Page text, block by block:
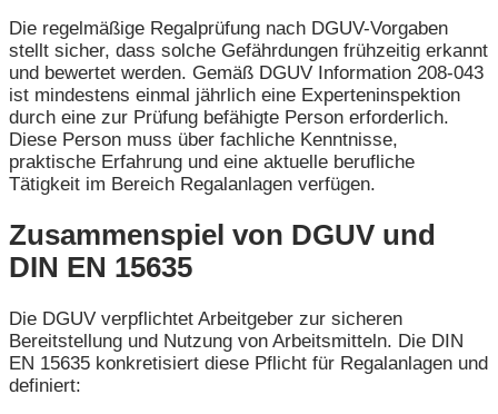
Die regelmäßige Regalprüfung nach DGUV-Vorgaben
stellt sicher, dass solche Gefährdungen frühzeitig erkannt
und bewertet werden. Gemäß DGUV Information 208-043
ist mindestens einmal jährlich eine Experteninspektion
durch eine zur Prüfung befähigte Person erforderlich.
Diese Person muss über fachliche Kenntnisse,
praktische Erfahrung und eine aktuelle berufliche
Tätigkeit im Bereich Regalanlagen verfügen.
Zusammenspiel von DGUV und
DIN EN 15635
Die DGUV verpflichtet Arbeitgeber zur sicheren
Bereitstellung und Nutzung von Arbeitsmitteln. Die DIN
EN 15635 konkretisiert diese Pflicht für Regalanlagen und
definiert: